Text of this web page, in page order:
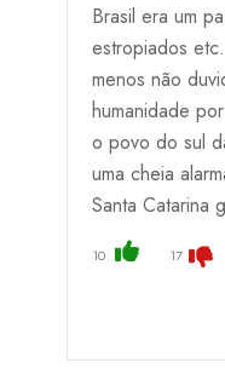
Brasil era um
estropiados
menos não
humanidade
o povo do sul
uma cheia
Santa Catarina
10 17